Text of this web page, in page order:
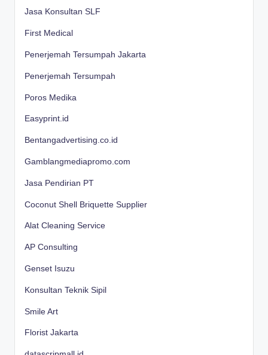
Jasa Konsultan SLF
First Medical
Penerjemah Tersumpah Jakarta
Penerjemah Tersumpah
Poros Medika
Easyprint.id
Bentangadvertising.co.id
Gamblangmediapromo.com
Jasa Pendirian PT
Coconut Shell Briquette Supplier
Alat Cleaning Service
AP Consulting
Genset Isuzu
Konsultan Teknik Sipil
Smile Art
Florist Jakarta